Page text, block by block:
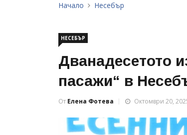
Начало Несебър
НЕСЕБЪР
Дванадесетото
пасажи“ в
От Елена Фотева Октомври 20,